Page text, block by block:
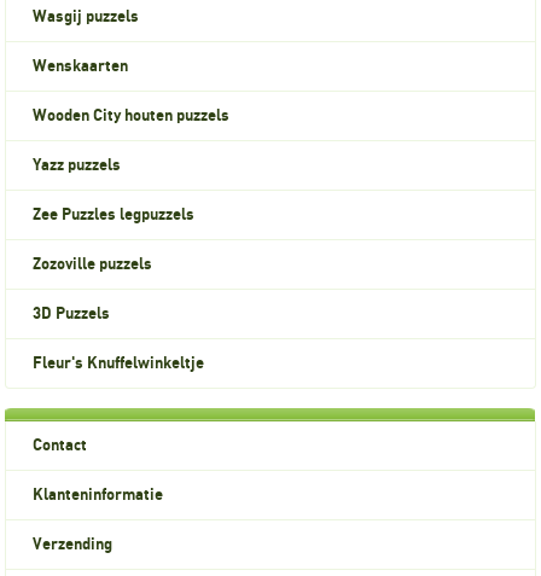
Wasgij puzzels
Wenskaarten
Wooden City houten puzzels
Yazz puzzels
Zee Puzzles legpuzzels
Zozoville puzzels
3D Puzzels
Fleur's Knuffelwinkeltje
Contact
Klanteninformatie
Verzending